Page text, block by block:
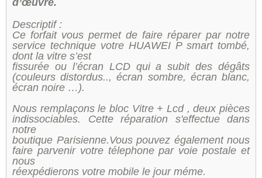
Descriptif :
Ce forfait vous permet de faire réparer par notre
service technique votre HUAWEI P smart tombé,
dont la vitre s’est
fissurée ou l’écran LCD qui a subit des dégâts
(couleurs distordus.., écran sombre, écran blanc,
écran noire …).
Nous remplaçons le bloc Vitre + Lcd , deux pièces
indissociables. Cette réparation s'effectue dans
notre
boutique Parisienne.Vous pouvez également nous
faire parvenir votre télephone par voie postale et
nous
réexpédierons votre mobile le jour méme.